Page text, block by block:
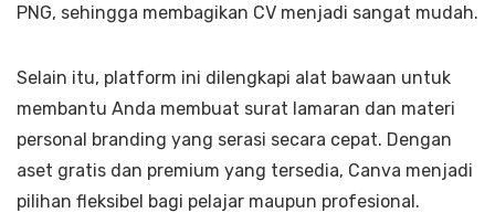
PNG, sehingga membagikan CV menjadi sangat mudah.
Selain itu, platform ini dilengkapi alat bawaan untuk
membantu Anda membuat surat lamaran dan materi
personal branding yang serasi secara cepat. Dengan
aset gratis dan premium yang tersedia, Canva menjadi
pilihan fleksibel bagi pelajar maupun profesional.